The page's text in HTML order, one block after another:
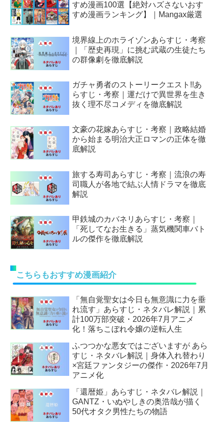
すめ漫画100選【絶対ハズさないおす
すめ漫画ランキング】｜Mangax厳選
境界線上のホライゾンあらすじ・考察
｜「歴史再現」に挑む武蔵の生徒たち
の群像劇を徹底解説
ガチャ勇者のストーリークエスト!!あ
らすじ・考察｜運だけで異世界を生き
抜く理不尽コメディを徹底解説
文豪の花嫁あらすじ・考察｜政略結婚
から始まる明治大正ロマンの正体を徹
底解説
旅する寿司あらすじ・考察｜流浪の寿
司職人が各地で結ぶ人情ドラマを徹底
解説
甲鉄城のカバネリあらすじ・考察｜
「死してなお生きる」蒸気機関車バト
ルの傑作を徹底解説
こちらもおすすめ漫画紹介
「無自覚聖女は今日も無意識に力を垂
れ流す」あらすじ・ネタバレ解説｜累
計100万部突破・2026年7月アニメ
化！落ちこぼれ令嬢の逆転人生
ふつつかな悪女ではございますが あら
すじ・ネタバレ解説｜身体入れ替わり
×宮廷ファンタジーの傑作・2026年7月
アニメ化
「還暦姫」あらすじ・ネタバレ解説｜
GANTZ・いぬやしきの奥浩哉が描く
50代オタク男性たちの物語